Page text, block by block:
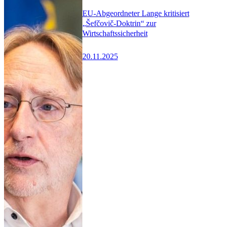
EU-Abgeordneter Lange kritisiert
„Šefčovič-Doktrin“ zur
Wirtschaftssicherheit
20.11.2025